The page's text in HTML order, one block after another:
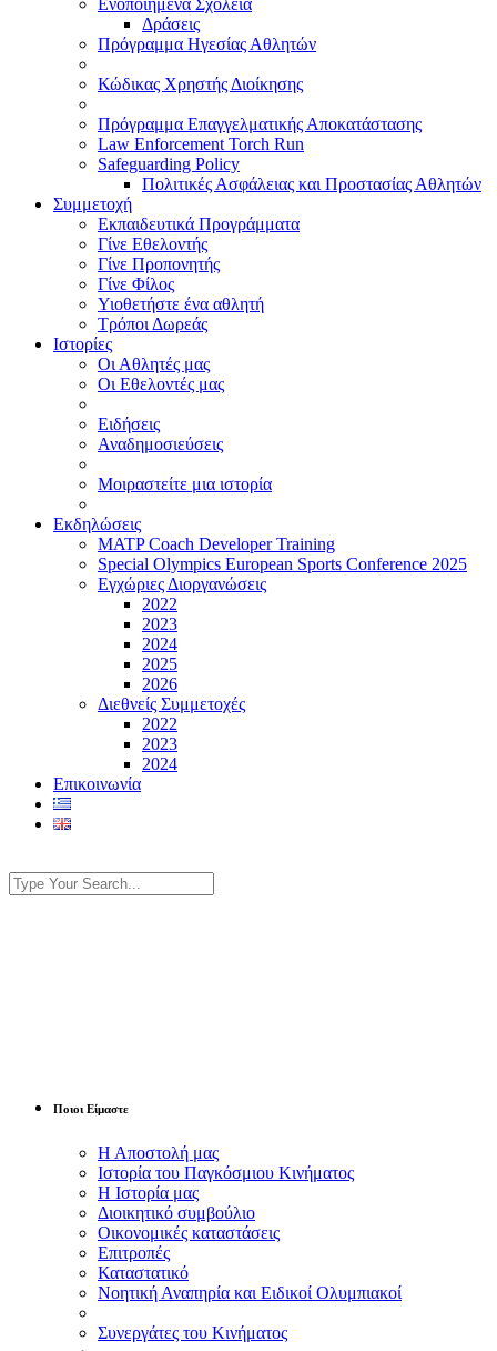
Ενοποιημένα Σχολεία
Δράσεις
Πρόγραμμα Ηγεσίας Αθλητών
Κώδικας Χρηστής Διοίκησης
Πρόγραμμα Επαγγελματικής Αποκατάστασης
Law Enforcement Torch Run
Safeguarding Policy
Πολιτικές Ασφάλειας και Προστασίας Αθλητών
Συμμετοχή
Εκπαιδευτικά Προγράμματα
Γίνε Εθελοντής
Γίνε Προπονητής
Γίνε Φίλος
Υιοθετήστε ένα αθλητή
Τρόποι Δωρεάς
Ιστορίες
Οι Αθλητές μας
Οι Εθελοντές μας
Ειδήσεις
Αναδημοσιεύσεις
Μοιραστείτε μια ιστορία
Εκδηλώσεις
MATP Coach Developer Training
Special Olympics European Sports Conference 2025
Εγχώριες Διοργανώσεις
2022
2023
2024
2025
2026
Διεθνείς Συμμετοχές
2022
2023
2024
Επικοινωνία
Ποιοι Είμαστε
Η Αποστολή μας
Ιστορία του Παγκόσμιου Κινήματος
Η Ιστορία μας
Διοικητικό συμβούλιο
Οικονομικές καταστάσεις
Επιτροπές
Καταστατικό
Νοητική Αναπηρία και Ειδικοί Ολυμπιακοί
Συνεργάτες του Κινήματος